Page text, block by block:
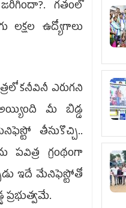
గతంలో
లక్షల ఉద్యోగాలు
కనీవినీ ఎరుగని
మీ బిడ్డ
తీసుకొచ్చి..
పవిత్ర గ్రంథంగా
ఇదే మేనిఫెస్టోతో
ప్రభుత్వమే.